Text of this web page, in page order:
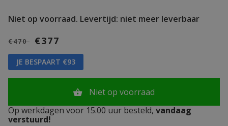
Niet op voorraad. Levertijd: niet meer leverbaar
€470 €377
JE BESPAART €93
Niet op voorraad
Op werkdagen voor 15.00 uur besteld, vandaag
verstuurd!